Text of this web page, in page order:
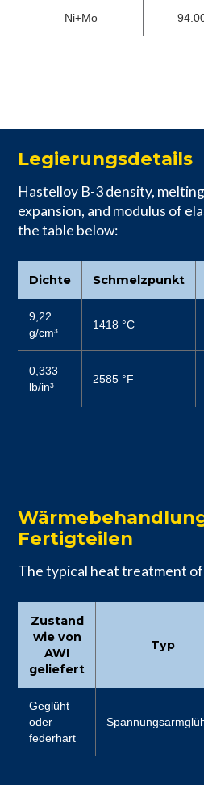
Ni+Mo
Legierungsdetails
Hastelloy B-3 density,
expansion, and modulus of
the table below:
Dichte Schmelzpunkt
9,22
g/cm³
1418 °C
0,333
lb/in³
2585 °F
Fertigteilen
The typical heat treatment
Zustand
wie von
AWI
geliefert
Typ
Geglüht
oder
federhart